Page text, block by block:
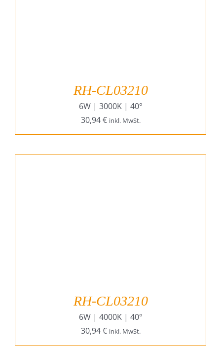
RH-CL03210
6W | 3000K | 40°
30,94€ inkl. MwSt.
RH-CL03210
6W | 4000K | 40°
30,94€ inkl. MwSt.